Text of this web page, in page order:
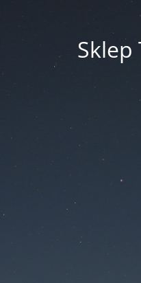
Sklep